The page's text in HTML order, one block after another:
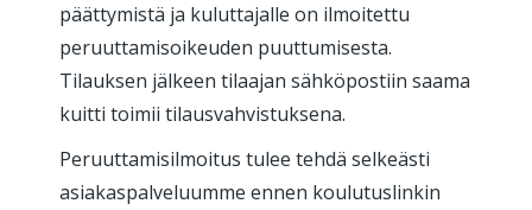
päättymistä ja kuluttajalle on ilmoitettu
peruuttamisoikeuden puuttumisesta.
Tilauksen jälkeen tilaajan sähköpostiin saama
kuitti toimii tilausvahvistuksena.
Peruuttamisilmoitus tulee tehdä selkeästi
asiakaspalveluumme ennen koulutuslinkin